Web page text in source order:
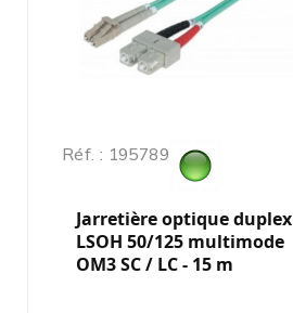
Réf. : 195789
Jarretière optique duplex
LSOH 50/125 multimode
OM3 SC / LC - 15 m